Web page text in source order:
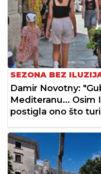
SEZONA BEZ
Damir Novotny:
Mediteranu... Osim
postigla ono što